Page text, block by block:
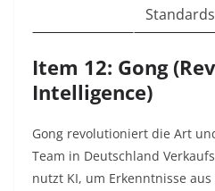
Item 12: Gong
Intelligence)
Gong revolutioniert die Art
Team in Deutschland
nutzt KI, um Erkenntnisse